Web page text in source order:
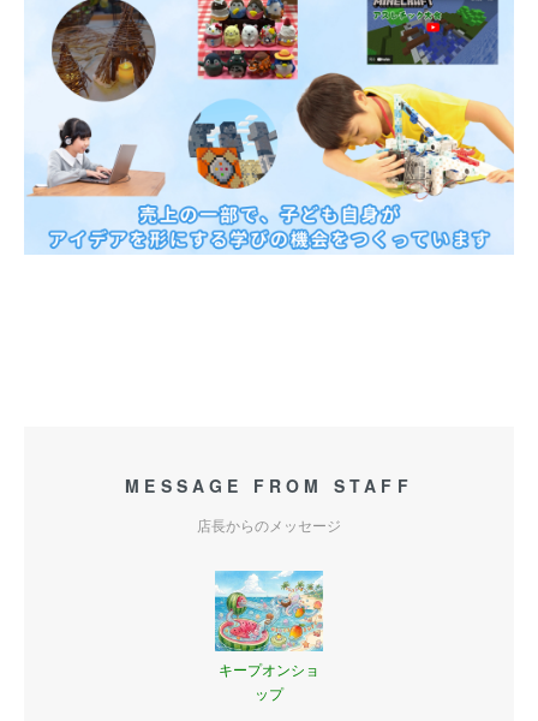
MESSAGE FROM STAFF
店長からのメッセージ
キープオンショ
ップ